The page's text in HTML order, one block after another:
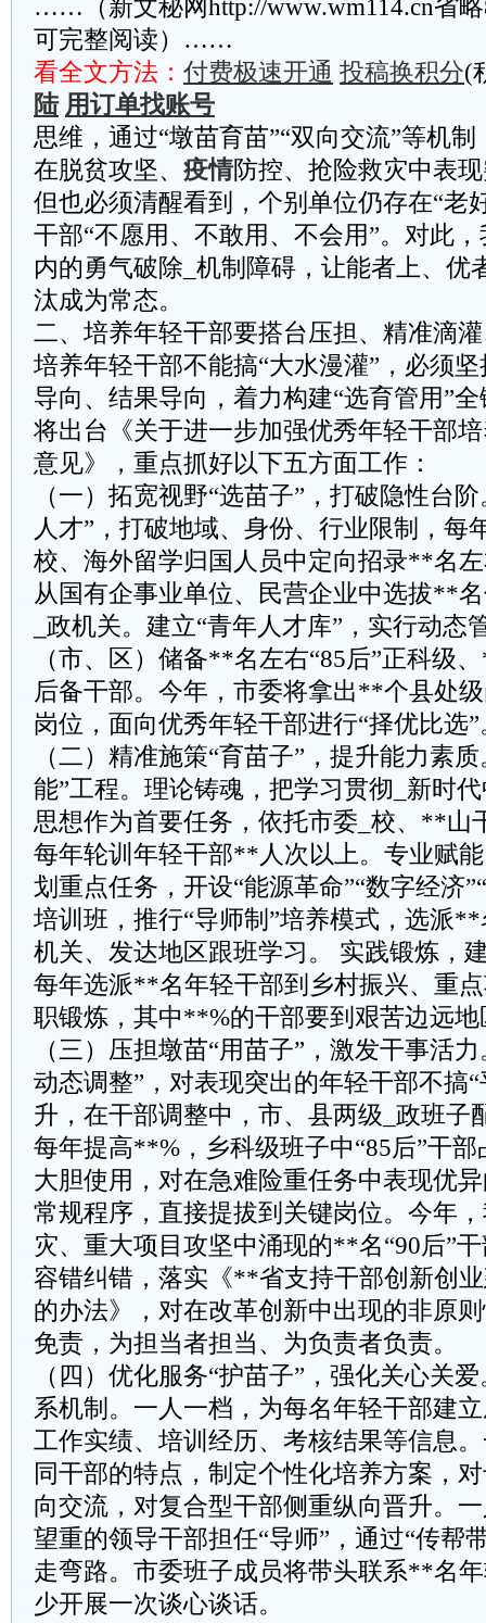
……（新文秘网http://www.wm114.cn省
可完整阅读）……
看全文方法： 付费极速开通 投稿换积分(
陆 用订单找账号
思维，通过“墩苗育苗”“双向交流”等机
在脱贫攻坚、 疫情防控、抢险救灾中表
但也必须清醒看到，个别单位仍存在“老
干部“不愿用、不敢用、不会用”。对此
内的勇气破除_机制障碍，让能者上、优
汰成为常态。
二、培养年轻干部要搭台压担、精准滴
培养年轻干部不能搞“大水漫灌”，必须
导向、结果导向，着力构建“选育管用”
将出台《关于进一步加强优秀年轻干部
意见》，重点抓好以下五方面工作：
（一）拓宽视野“选苗子”，打破隐性台
人才”，打破地域、身份、行业限制，每
校、海外留学归国人员中定向招录**名
从国有企事业单位、民营企业中选拔**
政机关。建立“青年人才库”，实行动态
（市、区）储备**名左右“85后”正科级
后备干部。今年，市委将拿出**个县处
岗位，面向优秀年轻干部进行“择优比选”
（二）精准施策“育苗子”，提升能力素
能”工程。理论铸魂，把学习贯彻_新时
思想作为首要任务，依托市委_校、**山
每年轮训年轻干部**人次以上。专业赋
划重点任务，开设“能源革命”“数字经济”“
培训班，推行“导师制”培养模式，选派
机关、发达地区跟班学习。 实践锻炼，
每年选派**名年轻干部到乡村振兴、重
职锻炼，其中**%的干部要到艰苦边远地
（三）压担墩苗“用苗子”，激发干事活
动态调整”，对表现突出的年轻干部不搞
升，在干部调整中，市、县两级_政班子
每年提高**%，乡科级班子中“85后”干
大胆使用，对在急难险重任务中表现优
常规程序，直接提拔到关键岗位。今年
灾、重大项目攻坚中涌现的**名“90后”
容错纠错，落实《**省支持干部创新创
的办法》，对在改革创新中出现的非原
免责，为担当者担当、为负责者负责。
（四）优化服务“护苗子”，强化关心关
系机制。一人一档，为每名年轻干部建
工作实绩、培训经历、考核结果等信息
同干部的特点，制定个性化培养方案，
向交流，对复合型干部侧重纵向晋升。
望重的领导干部担任“导师”，通过“传帮
走弯路。市委班子成员将带头联系**名
少开展一次谈心谈话。